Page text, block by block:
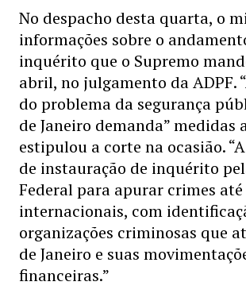
No despacho desta quarta, o
informações sobre o
inquérito que o Supremo
abril, no julgamento da ADPF.
do problema da segurança
de Janeiro demanda” medidas
estipulou a corte na ocasião.
de instauração de inquérito
Federal para apurar crimes até
internacionais, com
organizações criminosas que
de Janeiro e suas
financeiras.”